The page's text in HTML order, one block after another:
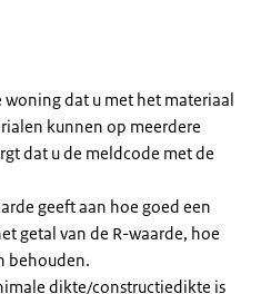
woning dat u met het materiaal
kunnen op meerdere
dat u de meldcode met de
geeft aan hoe goed een
getal van de R-waarde, hoe
behouden.
dikte/constructiedikte is